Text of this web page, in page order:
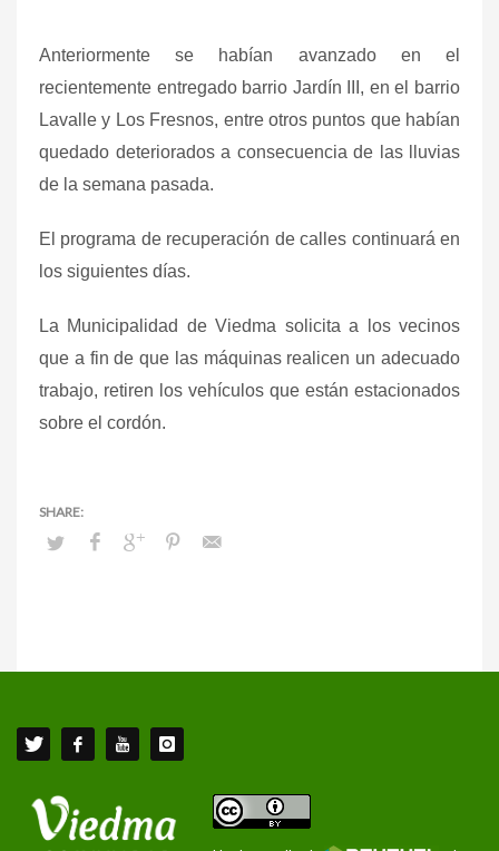
Anteriormente se habían avanzado en el
recientemente entregado barrio Jardín III, en el barrio
Lavalle y Los Fresnos, entre otros puntos que habían
quedado deteriorados a consecuencia de las lluvias
de la semana pasada.
El programa de recuperación de calles continuará en
los siguientes días.
La Municipalidad de Viedma solicita a los vecinos
que a fin de que las máquinas realicen un adecuado
trabajo, retiren los vehículos que están estacionados
sobre el cordón.